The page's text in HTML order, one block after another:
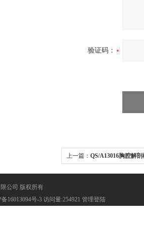
验证码：
上一篇： QS/A13016胸腔解
公司 版权所有
16013094号-3 访问量:254921 管理登陆